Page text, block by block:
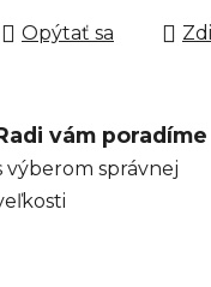
Opýtať sa
vám poradíme
výberom správnej